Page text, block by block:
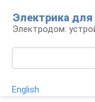
контенту
Электрика
Электродом:
English